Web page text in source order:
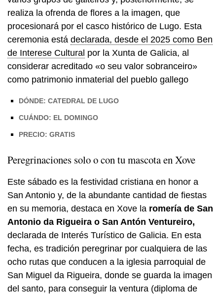
realiza la ofrenda de flores a la imagen, que
procesionará por el casco histórico de Lugo. Esta
ceremonia está declarada, desde el 2025 como Ben
de Interese Cultural por la Xunta de Galicia, al
considerar acreditado «o seu valor sobranceiro»
como patrimonio inmaterial del pueblo gallego
DÓNDE: CATEDRAL DE LUGO
CUÁNDO: EL DOMINGO
PRECIO: GRATIS
Peregrinaciones solo o con tu mascota en Xove
Este sábado es la festividad cristiana en honor a
San Antonio y, de la abundante cantidad de fiestas
en su memoria, destaca en Xove la romería de San
Antonio da Rigueira o San Antón Ventureiro,
declarada de Interés Turístico de Galicia. En esta
fecha, es tradición peregrinar por cualquiera de las
ocho rutas que conducen a la iglesia parroquial de
San Miguel da Rigueira, donde se guarda la imagen
del santo, para conseguir la ventura (diploma de